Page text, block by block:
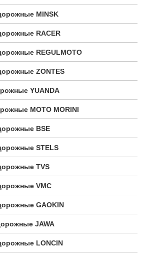
MINSK
RACER
REGULMOTO
ZONTES
YUANDA
МОТО MORINI
BSE
STELS
TVS
VMC
GAOKIN
JAWA
LONCIN